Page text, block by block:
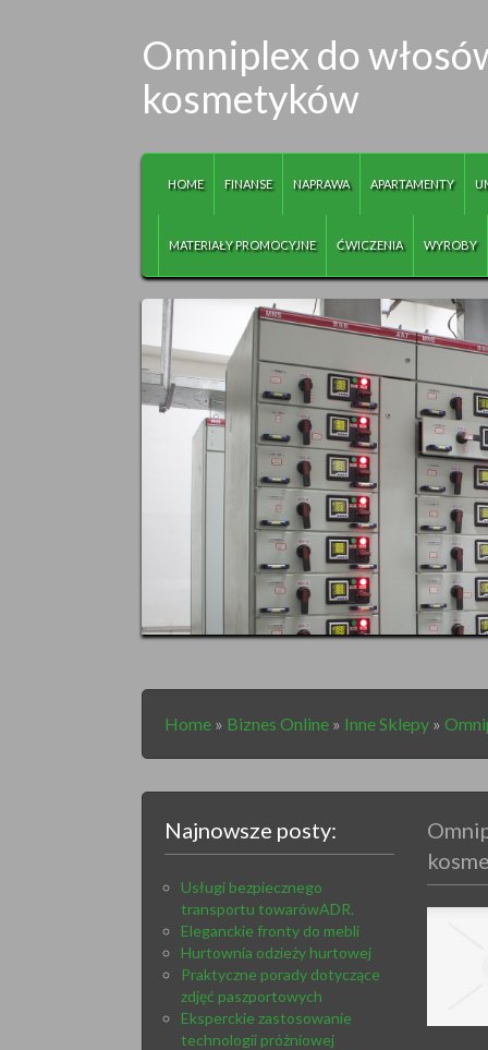
Omniplex do
kosmetyków
HOME FINANSE NAPRAWA APARTAMENTY
MATERIAŁY PROMOCYJNE ĆWICZENIA WYROBY
Home » Biznes Online » Inne Sklepy »
Najnowsze posty:
Usługi bezpiecznego
transportu towarówADR.
Eleganckie fronty do mebli
Hurtownia odzieży hurtowej
Praktyczne porady dotyczące
zdjęć paszportowych
Eksperckie zastosowanie
technologii próżniowej